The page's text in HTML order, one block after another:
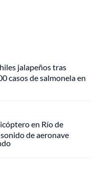
jalapeños tras
casos de salmonela en
en Río de
de aeronave